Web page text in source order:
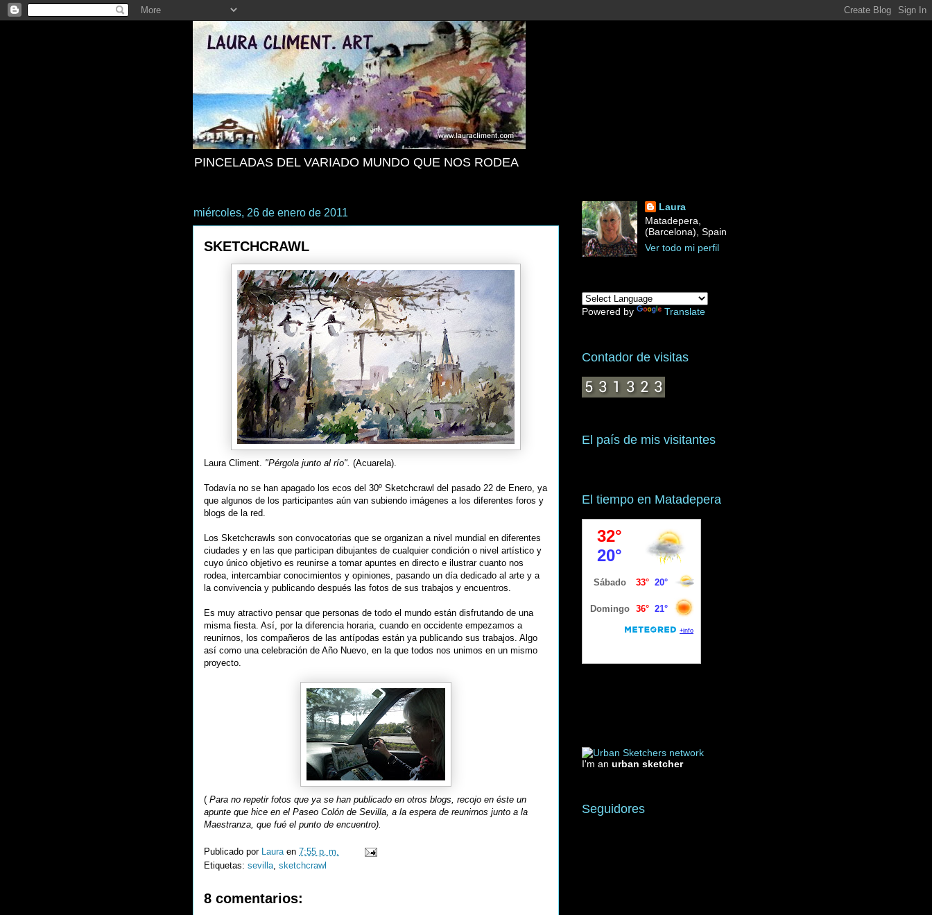
PINCELADAS DEL VARIADO MUNDO QUE NOS RODEA
miércoles, 26 de enero de 2011
SKETCHCRAWL
Laura Climent. "Pérgola junto al río". (Acuarela).
Todavía no se han apagado los ecos del 30º Sketchcrawl del pasado 22 de Enero, ya
que algunos de los participantes aún van subiendo imágenes a los diferentes foros y
blogs de la red.
Los Sketchcrawls son convocatorias que se organizan a nivel mundial en diferentes
ciudades y en las que participan dibujantes de cualquier condición o nivel artístico y
cuyo único objetivo es reunirse a tomar apuntes en directo e ilustrar cuanto nos
rodea, intercambiar conocimientos y opiniones, pasando un día dedicado al arte y a
la convivencia y publicando después las fotos de sus trabajos y encuentros.
Es muy atractivo pensar que personas de todo el mundo están disfrutando de una
misma fiesta. Así, por la diferencia horaria, cuando en occidente empezamos a
reunirnos, los compañeros de las antípodas están ya publicando sus trabajos. Algo
así como una celebración de Año Nuevo, en la que todos nos unimos en un mismo
proyecto.
( Para no repetir fotos que ya se han publicado en otros blogs, recojo en éste un
apunte que hice en el Paseo Colón de Sevilla, a la espera de reunirnos junto a la
Maestranza, que fué el punto de encuentro).
Publicado por Laura en 7:55 p. m.
Etiquetas: sevilla sketchcrawl
8 comentarios:
Laura
Matadepera,
(Barcelona), Spain
Ver todo mi perfil
Powered by Translate
Contador de visitas
El país de mis visitantes
El tiempo en Matadepera
I'm an urban sketcher
Seguidores